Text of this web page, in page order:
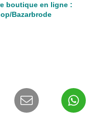
boutique en ligne :
Bazarbrode